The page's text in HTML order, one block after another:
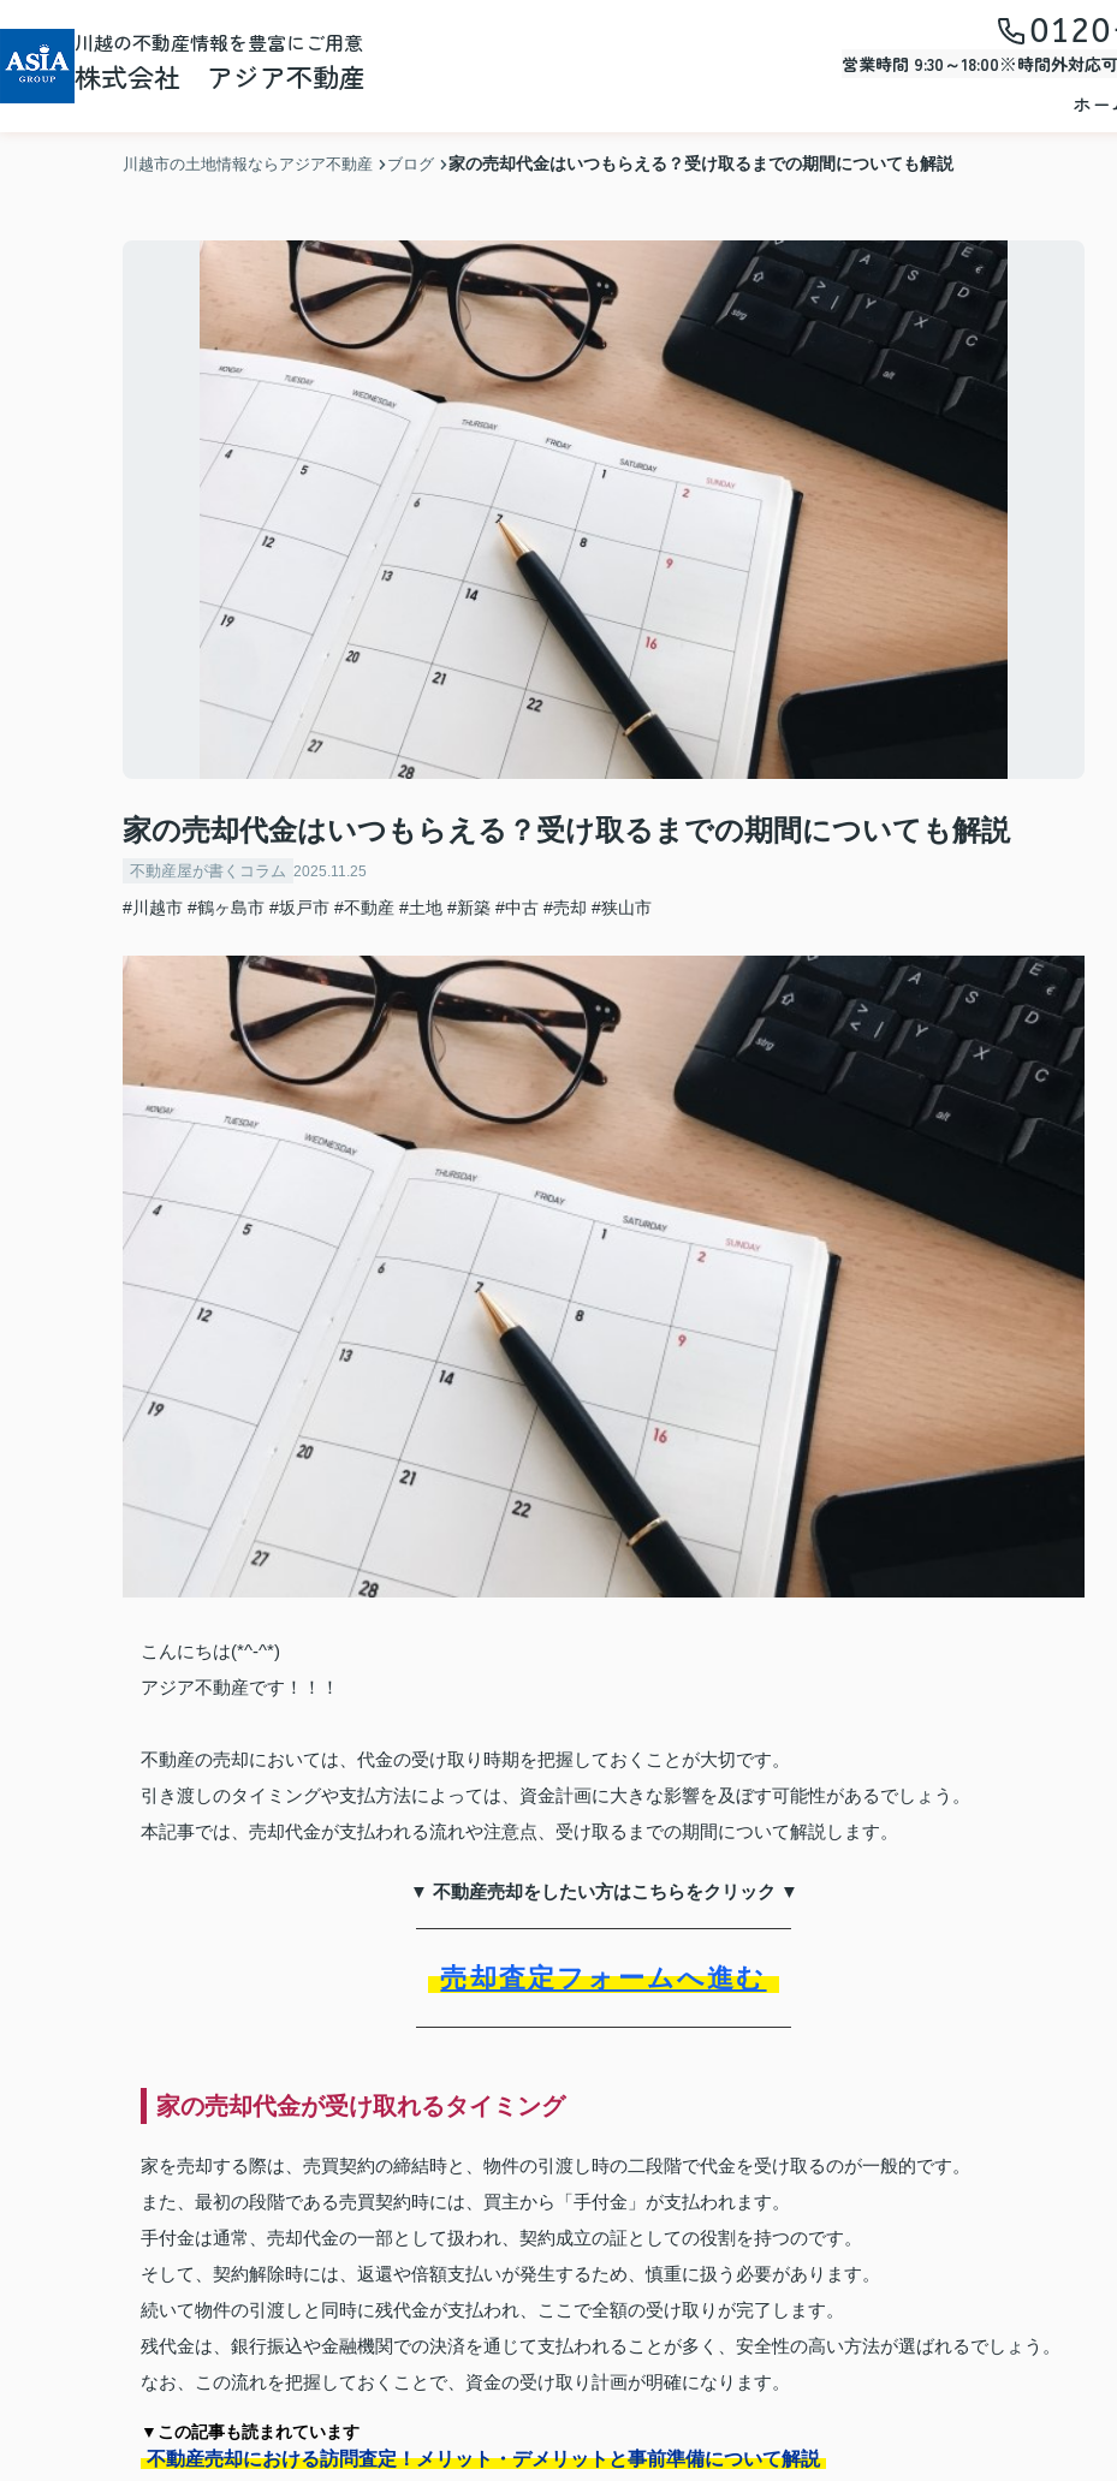
川越の不動産情報を豊富にご用意
株式会社 アジア不動産 営業時間 9:30～18:00※時間外対応
ホー
川越市の土地情報ならアジア不動産 ブログ 家の売却代金はいつもらえる？受け取るまでの期間についても解説
家の売却代金はいつもらえる？受け取るまでの期間についても解説
不動産屋が書くコラム 2025.11.25
#川越市 #鶴ヶ島市 #坂戸市 #不動産 #土地 #新築 #中古 #売却 #狭山市
こんにちは(*^-^*)
アジア不動産です！！！
不動産の売却においては、代金の受け取り時期を把握しておくことが大切です。
引き渡しのタイミングや支払方法によっては、資金計画に大きな影響を及ぼす可能性があるでしょう。
本記事では、売却代金が支払われる流れや注意点、受け取るまでの期間について解説します。
▼ 不動産売却をしたい方はこちらをクリック ▼
売却査定フォームへ進む
家の売却代金が受け取れるタイミング
家を売却する際は、売買契約の締結時と、物件の引渡し時の二段階で代金を受け取るのが一般的です。
また、最初の段階である売買契約時には、買主から「手付金」が支払われます。
手付金は通常、売却代金の一部として扱われ、契約成立の証としての役割を持つのです。
そして、契約解除時には、返還や倍額支払いが発生するため、慎重に扱う必要があります。
続いて物件の引渡しと同時に残代金が支払われ、ここで全額の受け取りが完了します。
残代金は、銀行振込や金融機関での決済を通じて支払われることが多く、安全性の高い方法が選ばれるでしょう。
なお、この流れを把握しておくことで、資金の受け取り計画が明確になります。
▼この記事も読まれています
不動産売却における訪問査定！メリット・デメリットと事前準備について解説